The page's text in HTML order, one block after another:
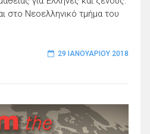
στο Νεοελληνικό τμήμα του
29 ΙΑΝΟΥΑΡΊΟΥ 2018